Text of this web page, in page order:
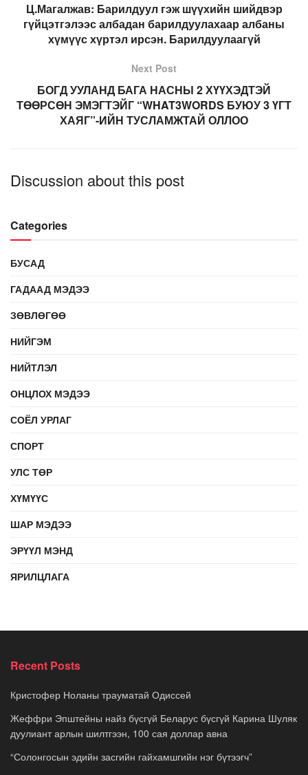
Ц.Магалжав: Барилдуул гэж шүүхийн шийдвэр
гүйцэтгэлээс албадан барилдуулахаар албаны
хүмүүс хүртэл ирсэн. Барилдуулаагүй
Next Post
БОГД УУЛАНД БАГА НАСНЫ 2 ХҮҮХЭДТЭЙ
ТӨӨРСӨН ЭМЭГТЭЙГ “WHAT3WORDS БУЮУ 3 ҮГТ
ХАЯГ”-ИЙН ТУСЛАМЖТАЙ ОЛЛОО
Discussion about this post
Categories
БУСАД
ГАДААД МЭДЭЭ
ЗӨВЛӨГӨӨ
НИЙГЭМ
НИЙТЛЭЛ
ОНЦЛОХ МЭДЭЭ
СОЁЛ УРЛАГ
СПОРТ
УЛС ТӨР
ХҮМҮҮС
ШАР МЭДЭЭ
ЭРҮҮЛ МЭНД
ЯРИЛЦЛАГА
Recent Posts
Кристофер Ноланы трауматай Одиссей
Жеффри Эпштейны найз бүсгүй Беларус бүсгүй Карина Шуляк
дуулиант арлын шилтгээн, 100 сая доллар авна
“Солонгосын эдийн засгийн гайхамшгийн нэг бүтээгч”